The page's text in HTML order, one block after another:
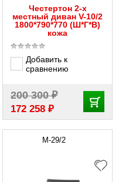
Честертон 2-х
местный диван V-10/2
1800*790*770 (Ш*Г*В)
кожа
Добавить к
сравнению
200 300₽
172 258 ₽
М-29/2